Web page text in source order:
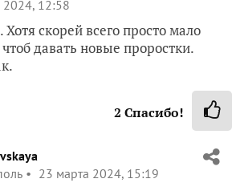
2024, 12:58
скорей всего просто мало
давать новые проростки.
2 Спасибо!
23 марта 2024, 15:19